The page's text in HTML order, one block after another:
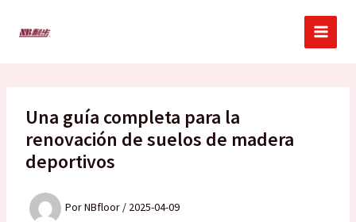
Una guía completa para la
renovación de suelos de madera
deportivos
PorNBfloor / 2025-04-09